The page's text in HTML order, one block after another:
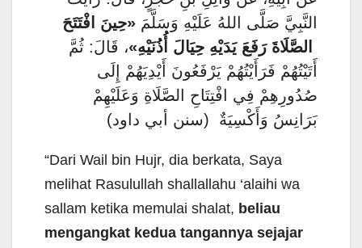
النَّبِيَّ صَلَّى اللهُ عَلَيْهِ وَسَلَّمَ «حِينَ افْتَتَحَ
الصَّلَاةَ رَفَعَ يَدَيْهِ حِيَالَ أُذُنَيْهِ»، قَالَ: ثُمَّ
أَتَيْتُهُمْ فَرَأَيْتُهُمْ يَرْفَعُونَ أَيْدِيَهُمْ إِلَى
صُدُورِهِمْ فِي افْتِتَاحِ الصَّلَاةِ وَعَلَيْهِمْ
بَرَانِسُ وَأَكْسِيَةٌ (سنن أبي داود)
“Dari Wail bin Hujr, dia berkata, Saya
melihat Rasulullah shallallahu ‘alaihi wa
sallam ketika memulai shalat, beliau
mengangkat kedua tangannya sejajar